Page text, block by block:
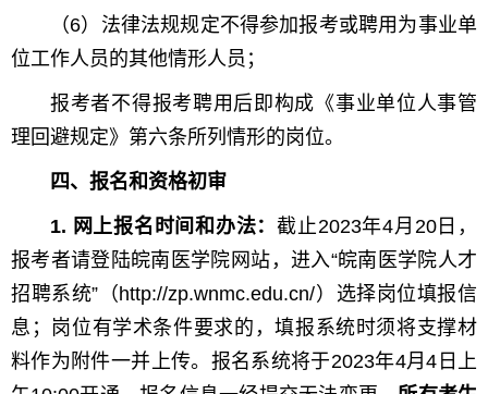
（6）法律法规规定不得参加报考或聘用为事业单
位工作人员的其他情形人员；
报考者不得报考聘用后即构成《事业单位人事管
理回避规定》第六条所列情形的岗位。
四、报名和资格初审
1. 网上报名时间和办法： 截止2023年4月20日，
报考者请登陆皖南医学院网站，进入“皖南医学院人才
招聘系统”（http://zp.wnmc.edu.cn/）选择岗位填报信
息；岗位有学术条件要求的，填报系统时须将支撑材
料作为附件一并上传。报名系统将于2023年4月4日上